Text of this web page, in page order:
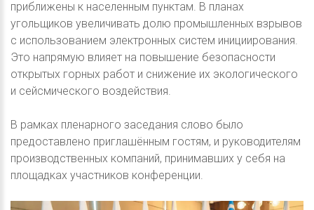
приближены к населенным пунктам. В планах
угольщиков увеличивать долю промышленных взрывов
с использованием электронных систем инициирования.
Это напрямую влияет на повышение безопасности
открытых горных работ и снижение их экологического
и сейсмического воздействия.
В рамках пленарного заседания слово было
предоставлено приглашённым гостям, и руководителям
производственных компаний, принимавших у себя на
площадках участников конференции.